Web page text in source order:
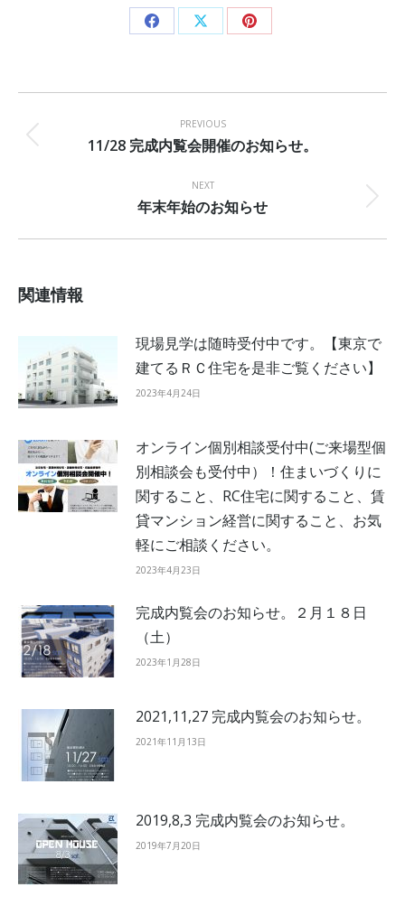
Share Share Share
navigation
PREVIOUS
Previous
11/28 完成内覧会開催のお知らせ。
NEXT
Next
年末年始のお知らせ
関連情報
現場見学は随時受付中です。【東京で
建てるＲＣ住宅を是非ご覧ください】
2023年4月24日
オンライン個別相談受付中(ご来場型個
別相談会も受付中）！住まいづくりに
関すること、RC住宅に関すること、賃
貸マンション経営に関すること、お気
軽にご相談ください。
2023年4月23日
完成内覧会のお知らせ。２月１８日
（土）
2023年1月28日
2021,11,27 完成内覧会のお知らせ。
2021年11月13日
2019,8,3 完成内覧会のお知らせ。
2019年7月20日